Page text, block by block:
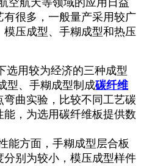
航天等领域的应用日益
很多，一般量产采用较广
压成型、手糊成型和热压
用较为经济的三种成型
型、手糊成型制成碳纤维
曲实验，比较不同工艺碳
，为选用碳纤维板提供数
方面，手糊成型层合板
别为较小，模压成型样件